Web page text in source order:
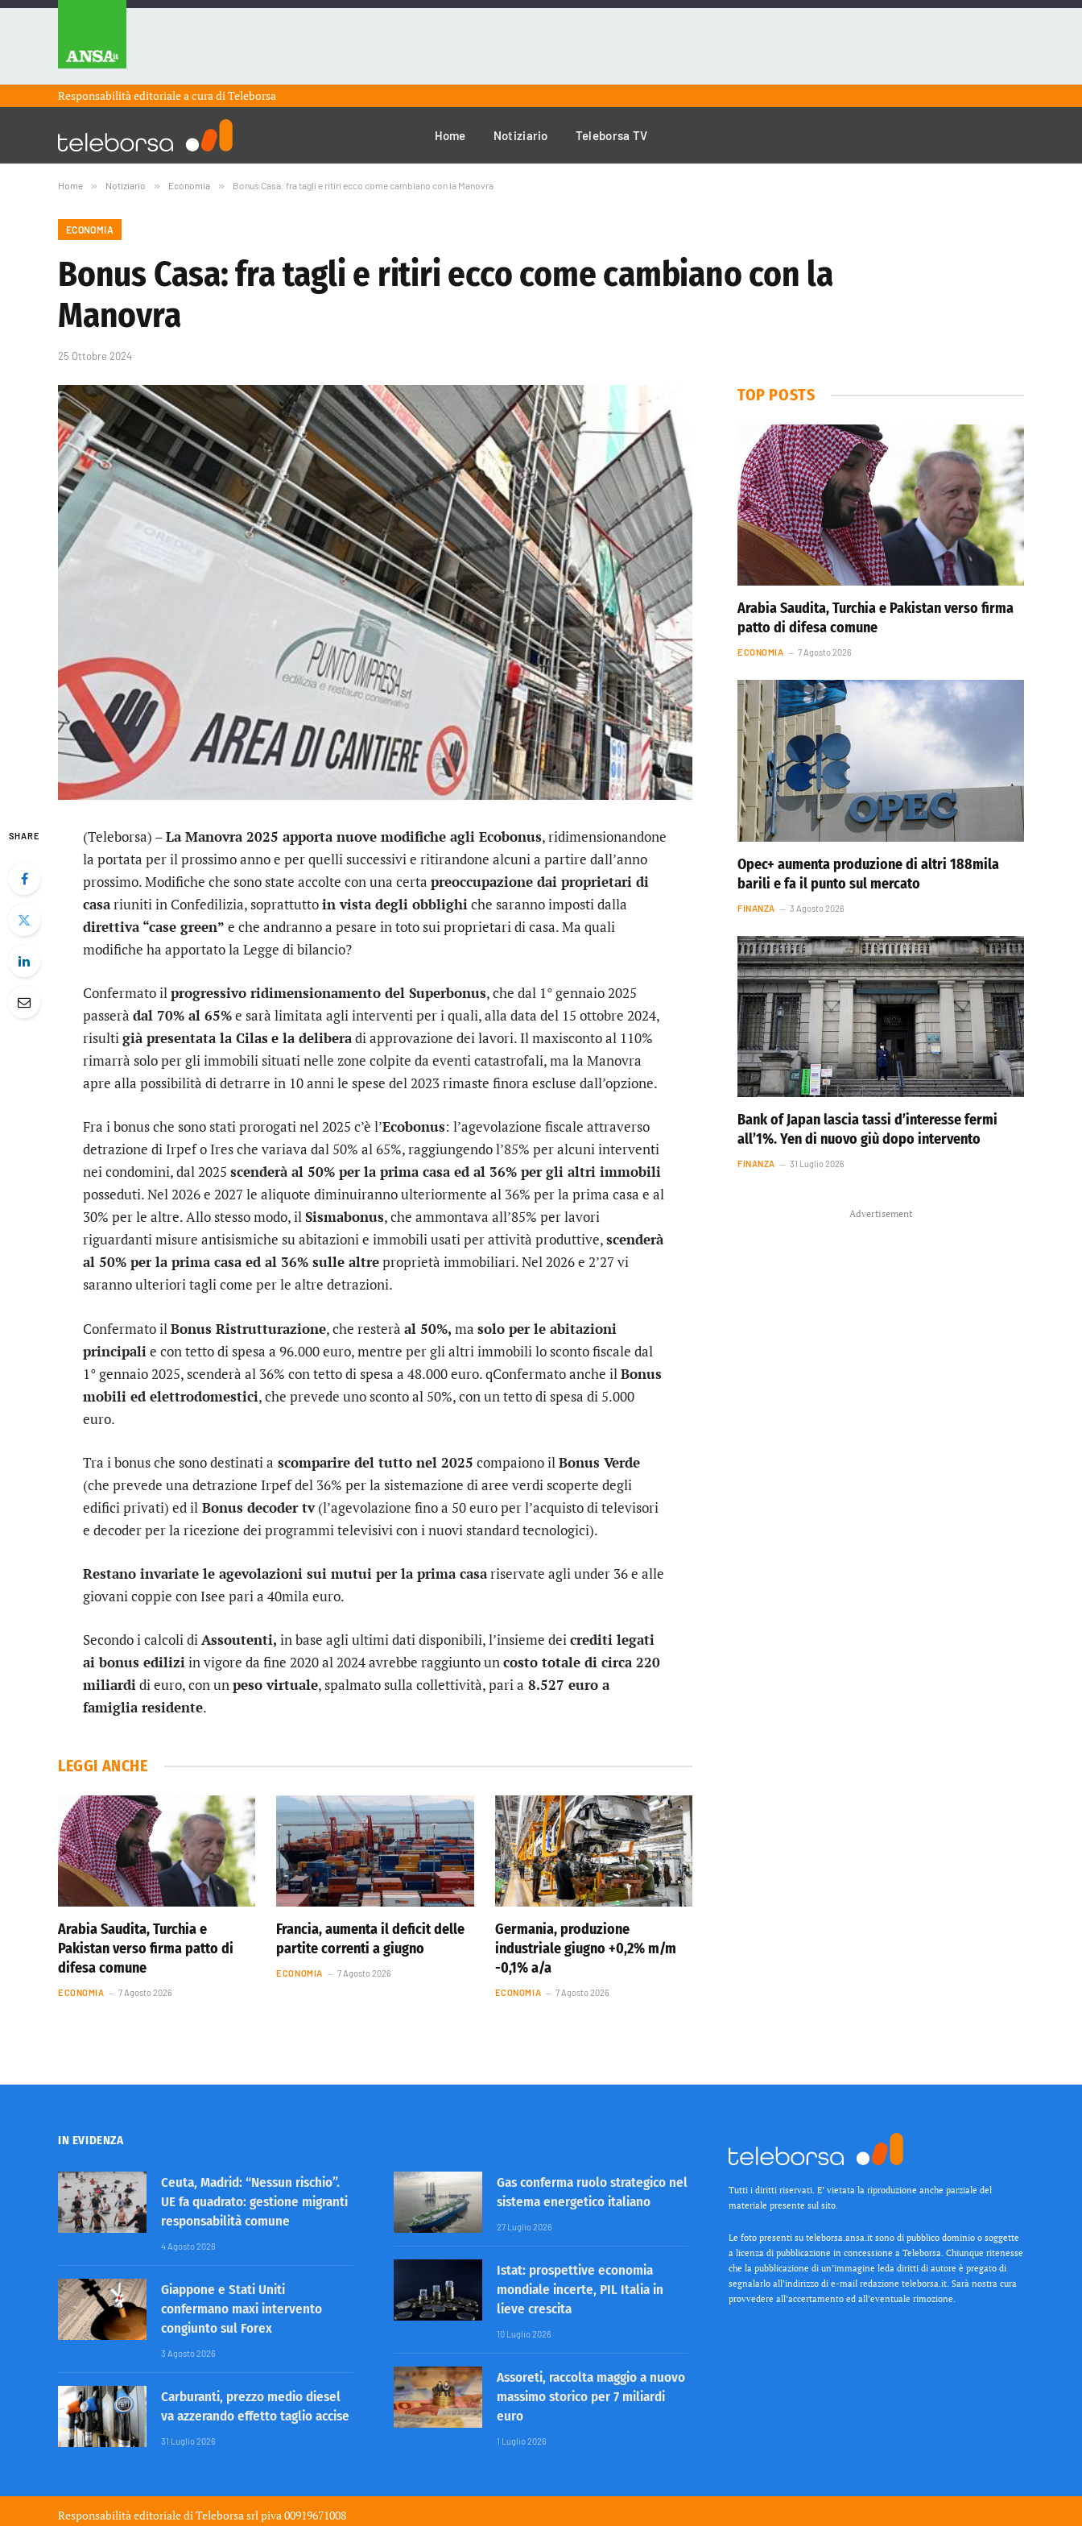
Responsabilità editoriale a cura diTeleborsa
Home Notiziario Teleborsa TV
Home » Notiziario » Economia » Bonus Casa: fra tagli e ritiri ecco come cambiano con la Manovra
ECONOMIA
Bonus Casa: fra tagli e ritiri ecco come cambiano con la
Manovra
25 Ottobre 2024
SHARE (Teleborsa) –La Manovra 2025 apporta nuove modifiche agli Ecobonus, ridimensionandone
la portata per il prossimo anno e per quelli successivi e ritirandone alcuni a partire dall’anno
prossimo. Modifiche che sono state accolte con una certa preoccupazione dai proprietari di
casariuniti in Confedilizia, soprattuttoin vista degli obblighiche saranno imposti dalla
direttiva “case green” e che andranno a pesare in toto sui proprietari di casa. Ma quali
modifiche ha apportato la Legge di bilancio?
Confermato ilprogressivo ridimensionamento del Superbonus, che dal 1° gennaio 2025
passerà dal 70% al 65%e sarà limitata agli interventi per i quali, alla data del 15 ottobre 2024,
risultigià presentata la Cilase la deliberadi approvazione dei lavori. Il maxisconto al 110%
rimarrà solo per gli immobili situati nelle zone colpite da eventi catastrofali, ma la Manovra
apre alla possibilità di detrarre in 10 anni le spese del 2023 rimaste finora escluse dall’opzione.
Fra i bonus che sono stati prorogati nel 2025 c’è l’Ecobonus: l’agevolazione fiscale attraverso
detrazione di Irpef o Ires che variava dal 50% al 65%, raggiungendo l’85% per alcuni interventi
nei condomini, dal 2025 scenderà al 50% per la prima casa ed al 36% per gli altri immobili
posseduti. Nel 2026 e 2027 le aliquote diminuiranno ulteriormente al 36% per la prima casa e al
30% per le altre. Allo stesso modo, ilSismabonus, che ammontava all’85% per lavori
riguardanti misure antisismiche su abitazioni e immobili usati per attività produttive,scenderà
al 50% per la prima casa ed al 36% sulle altreproprietà immobiliari. Nel 2026 e 2’27 vi
saranno ulteriori tagli come per le altre detrazioni.
Confermato il Bonus Ristrutturazione, che resterà al 50%, ma solo per le abitazioni
principali e con tetto di spesa a 96.000 euro, mentre per gli altri immobili lo sconto fiscale dal
1° gennaio 2025, scenderà al 36% con tetto di spesa a 48.000 euro. qConfermato anche il Bonus
mobili ed elettrodomestici, che prevede uno sconto al 50%, con un tetto di spesa di 5.000
euro.
Tra i bonus che sono destinati a scomparire del tutto nel 2025 compaiono ilBonus Verde
(che prevede una detrazione Irpef del 36% per la sistemazione di aree verdi scoperte degli
edifici privati) ed il Bonus decoder tv(l’agevolazione fino a 50 euro per l’acquisto di televisori
e decoder per la ricezione dei programmi televisivi con i nuovi standard tecnologici).
Restano invariate le agevolazioni sui mutui per la prima casariservate agli under 36 e alle
giovani coppie con Isee pari a 40mila euro.
Secondo i calcoli diAssoutenti, in base agli ultimi dati disponibili, l’insieme deicrediti legati
ai bonus ediliziin vigore da fine 2020 al 2024 avrebbe raggiunto uncosto totale di circa 220
miliardidi euro, con unpeso virtuale, spalmato sulla collettività, pari a 8.527 euro a
famiglia residente.
LEGGI ANCHE
Arabia Saudita, Turchia e
Pakistan verso firma patto di
difesa comune
ECONOMIA 7 Agosto 2026
Francia, aumenta il deficit delle
partite correnti a giugno
ECONOMIA 7 Agosto 2026
Germania, produzione
industriale giugno +0,2% m/m
-0,1% a/a
ECONOMIA 7 Agosto 2026
TOP POSTS
Arabia Saudita, Turchia e Pakistan verso firma
patto di difesa comune
ECONOMIA 7 Agosto 2026
Opec+ aumenta produzione di altri 188mila
barili e fa il punto sul mercato
FINANZA 3 Agosto 2026
Bank of Japan lascia tassi d’interesse fermi
all’1%. Yen di nuovo giù dopo intervento
FINANZA 31 Luglio 2026
Advertisement
IN EVIDENZA
Ceuta, Madrid: “Nessun rischio”.
UE fa quadrato: gestione migranti
responsabilità comune
4 Agosto 2026
Giappone e Stati Uniti
confermano maxi intervento
congiunto sul Forex
3 Agosto 2026
Carburanti, prezzo medio diesel
va azzerando effetto taglio accise
31 Luglio 2026
Gas conferma ruolo strategico nel
sistema energetico italiano
27 Luglio 2026
Istat: prospettive economia
mondiale incerte, PIL Italia in
lieve crescita
10 Luglio 2026
Assoreti, raccolta maggio a nuovo
massimo storico per 7 miliardi
euro
1 Luglio 2026
Tutti i diritti riservati. E’ vietata la riproduzione anche parziale del
materiale presente sul sito.
Le foto presenti su teleborsa.ansa.it sono di pubblico dominio o soggette
a licenza di pubblicazione in concessione a Teleborsa. Chiunque ritenesse
che la pubblicazione di un’immagine leda diritti di autore è pregato di
segnalarlo all’indirizzo di e-mail redazione teleborsa.it. Sarà nostra cura
provvedere all’accertamento ed all’eventuale rimozione.
Responsabilità editoriale diTeleborsa srlpiva 00919671008